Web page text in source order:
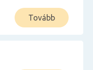
Tovább